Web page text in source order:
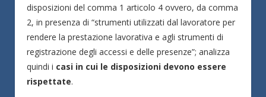
disposizioni del comma 1 articolo 4 ovvero, da comma
2, in presenza di “strumenti utilizzati dal lavoratore per
rendere la prestazione lavorativa e agli strumenti di
registrazione degli accessi e delle presenze”; analizza
quindi i casi in cui le disposizioni devono essere
rispettate.